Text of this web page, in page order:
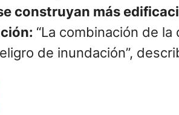
construyan más
“La combinación de
de inundación”,